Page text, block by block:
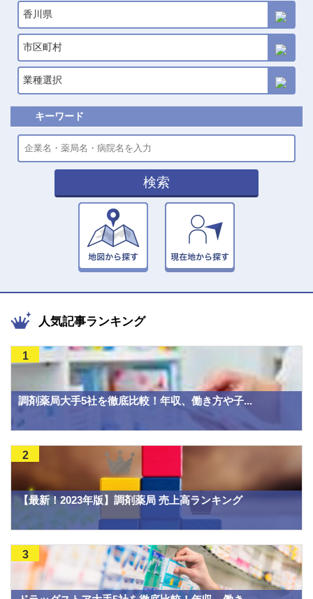
香川県
市区町村
業種選択
キーワード
検索
人気記事ランキング
調剤薬局大手5社を徹底比較！年収、働き方や子...
1
【最新！2023年版】調剤薬局 売上高ランキング
2
3